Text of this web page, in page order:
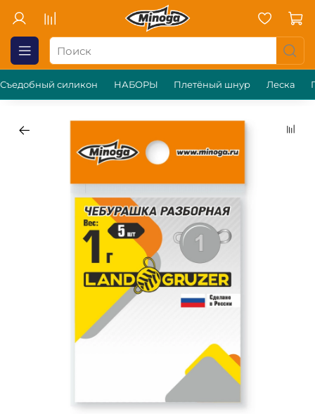
Съедобный силикон НАБОРЫ Плетёный шнур Леска